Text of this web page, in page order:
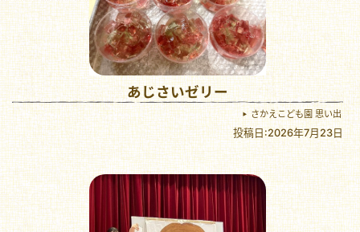
あじさいゼリー
さかえこども園 思い出
投稿日:2026年7月23日